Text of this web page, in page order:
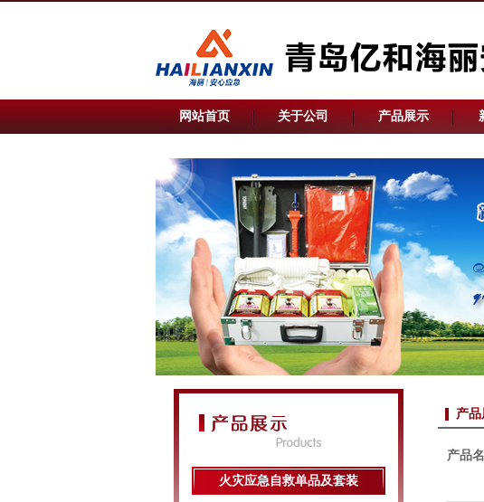
网站首页 关于公司 产品展示
火灾应急自救单品及套装
产
产品